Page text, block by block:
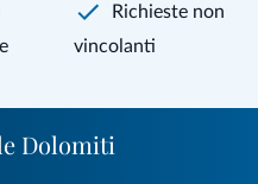
Richieste non
vincolanti
Dolomiti